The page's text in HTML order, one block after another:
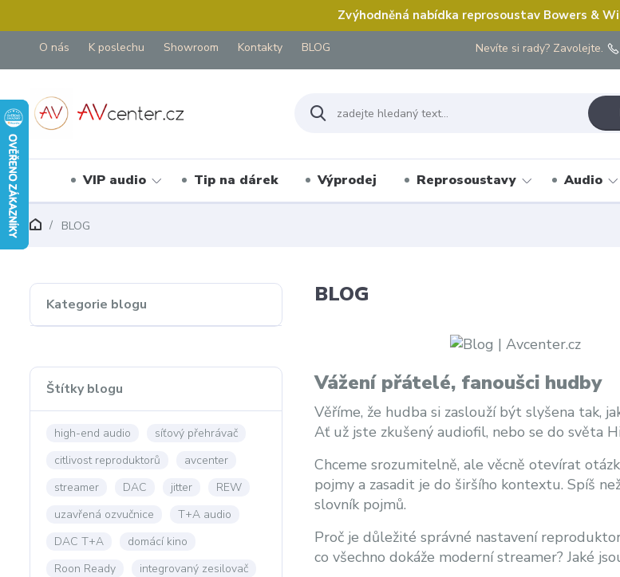
Zvýhodněná nabídka reprosoustav Bowers &
O nás K poslechu Showroom Kontakty BLOG Nevíte si rady? Zavolejte.
VIP audio Tip na dárek Výprodej Reprosoustavy Audio
BLOG
Kategorie blogu
Štítky blogu
high-end audio
síťový přehrávač
citlivost reproduktorů
avcenter
streamer
DAC jitter
REW
uzavřená ozvučnice
T+A audio
DAC T+A
domácí kino
Roon Ready
integrovaný zesilovač
BLOG
Vážení přátelé, fanoušci hudby
Věříme, že hudba si zaslouží být slyšena tak,
Ať už jste zkušený audiofil, nebo se do světa
Chceme srozumitelně, ale věcně otevírat
pojmy a zasadit je do širšího kontextu. Spíš
slovník pojmů.
Proč je důležité správné nastavení
co všechno dokáže moderní streamer? Jaké